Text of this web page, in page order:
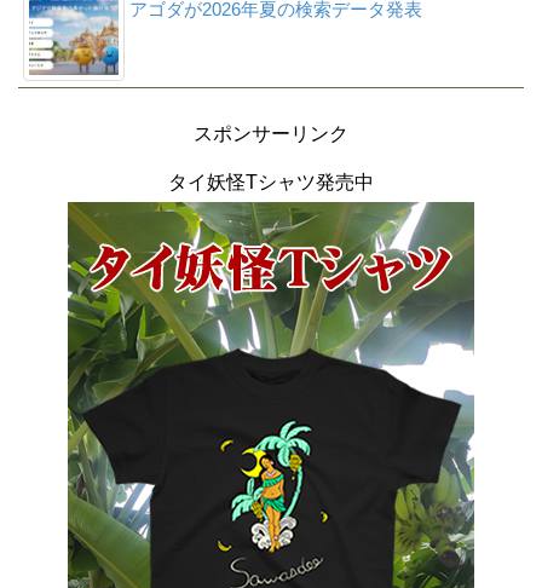
アゴダが2026年夏の検索データ発表
スポンサーリンク
タイ妖怪Tシャツ発売中